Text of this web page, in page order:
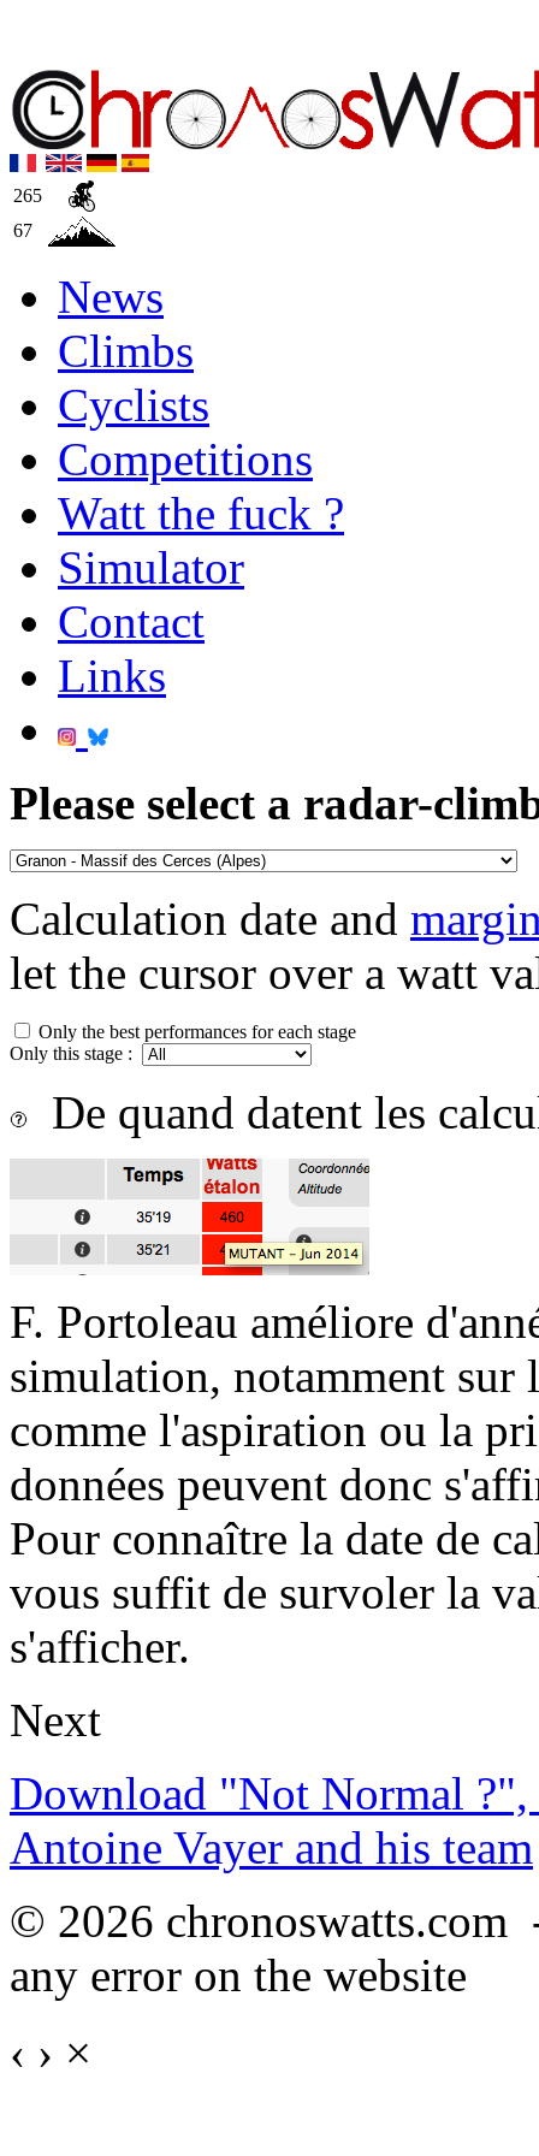
265
67
News
Climbs
Cyclists
Competitions
Watt the fuck ?
Simulator
Contact
Links
Please select a radar-
Calculation date and
let the cursor over a watt
Only the best performances for each stage
Only this stage :
De quand datent les
F. Portoleau améliore
simulation, notamment sur
comme l'aspiration ou la
données peuvent donc
Pour connaître la date de
vous suffit de survoler la
s'afficher.
Next
Download "Not Normal ?",
Antoine Vayer and his team
© 2026
any error on the website
‹ › ×